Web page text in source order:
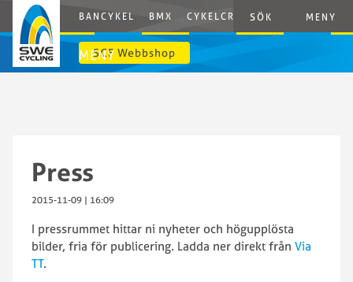
BANCYKEL BMX CYKELCROSS E-CYCLING
SÖK MENY
MENY
SCF Webbshop
Press
2015-11-09 | 16:09
I pressrummet hittar ni nyheter och högupplösta
bilder, fria för publicering. Ladda ner direkt från Via
TT.